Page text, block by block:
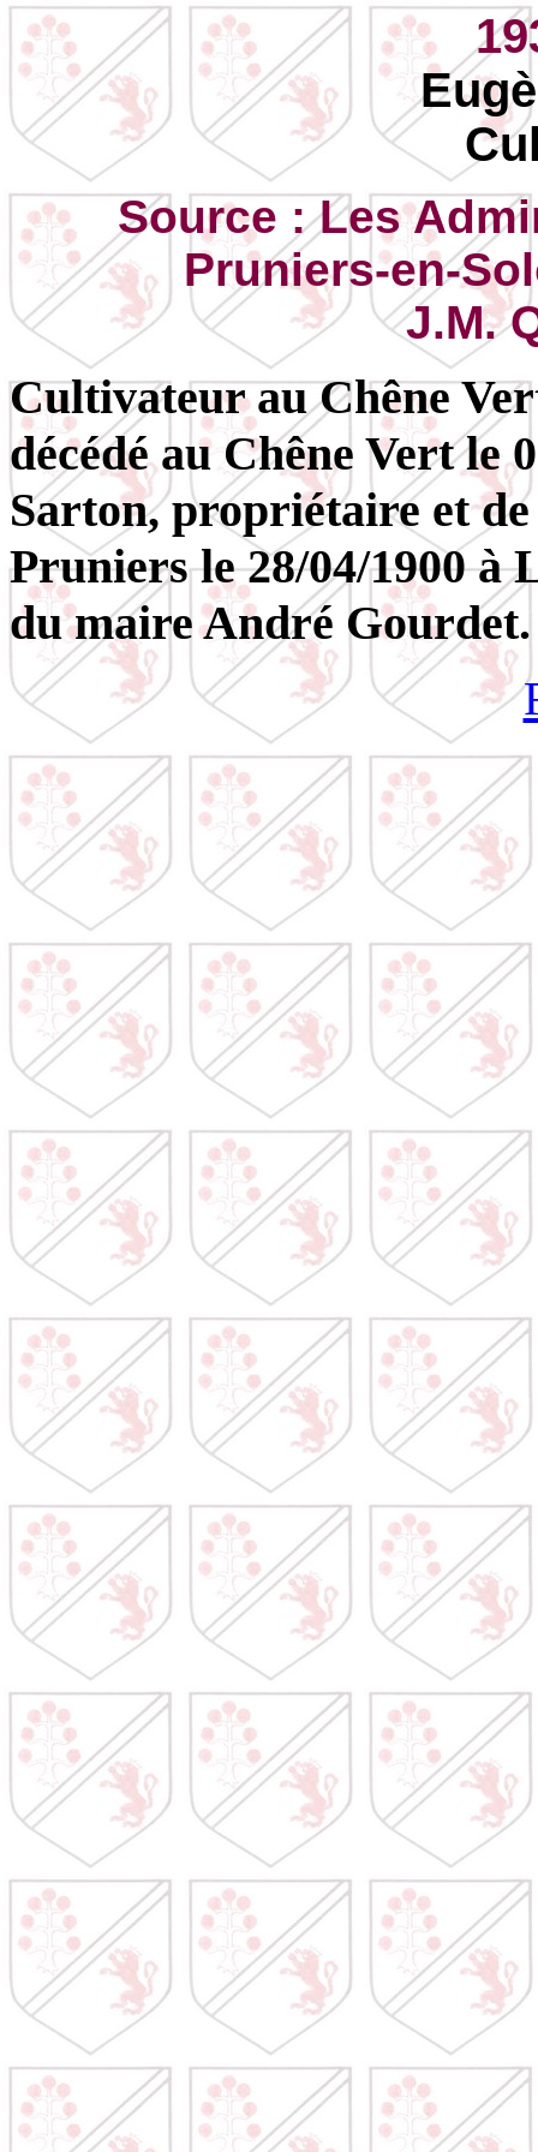
Source : Les
Pruniers-en-
J.M.
Cultivateur au Chêne
décédé au Chêne Vert le
Sarton, propriétaire et
Pruniers le 28/04/1900 à
du maire André Gourdet.